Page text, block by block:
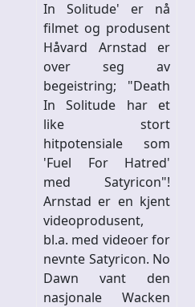
In Solitude' er nå
filmet og produsent
Håvard Arnstad er
over seg av
begeistring; "Death
In Solitude har et
like stort
hitpotensiale som
'Fuel For Hatred'
med Satyricon"!
Arnstad er en kjent
videoprodusent,
bl.a. med videoer for
nevnte Satyricon. No
Dawn vant den
nasjonale Wacken